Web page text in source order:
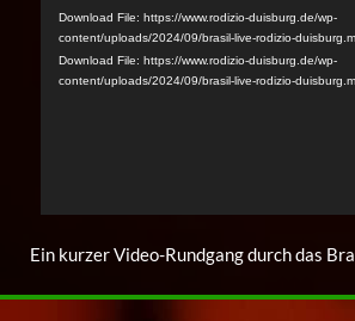
Download File: https://www.rodizio-duisburg.de/wp-
content/uploads/2024/09/brasil-live-rodizio-
Download File: https://www.rodizio-duisburg.de/wp-
content/uploads/2024/09/brasil-live-rodizio-
Ein kurzer Video-Rundgang durch das